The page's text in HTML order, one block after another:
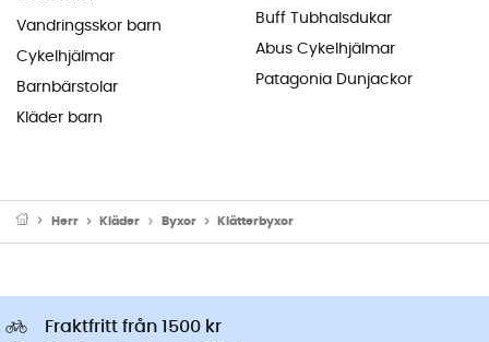
Vandringsskor barn
Cykelhjälmar
Barnbärstolar
Kläder barn
Buff Tubhalsdukar
Abus Cykelhjälmar
Patagonia Dunjackor
Herr Kläder Byxor Klätterbyxor
Fraktfritt från 1500 kr